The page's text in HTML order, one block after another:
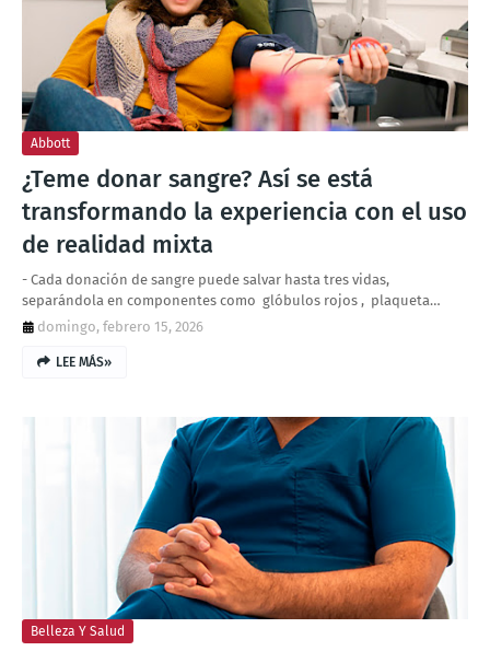
Abbott
¿Teme donar sangre? Así se está
transformando la experiencia con el uso
de realidad mixta
- Cada donación de sangre puede salvar hasta tres vidas,
separándola en componentes como glóbulos rojos , plaqueta…
domingo, febrero 15, 2026
LEE MÁS»
Belleza Y Salud